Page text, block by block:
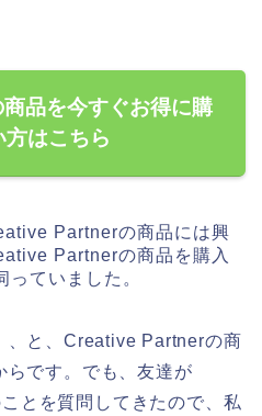
品を今すぐお得に購
方はこちら
Partnerの商品には興
Partnerの商品を購入
ていました。
、と、Creative Partnerの商
らです。でも、友達が
とを質問してきたので、私